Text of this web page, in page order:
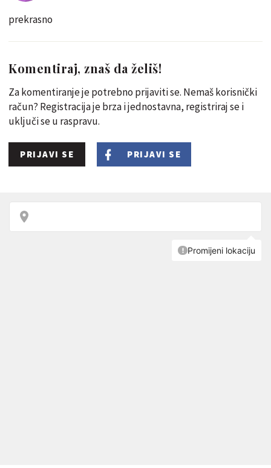
prekrasno
Komentiraj, znaš da želiš!
Za komentiranje je potrebno prijaviti se. Nemaš korisnički
račun? Registracija je brza i jednostavna, registriraj se i
uključi se u raspravu.
PRIJAVI SE PRIJAVI SE